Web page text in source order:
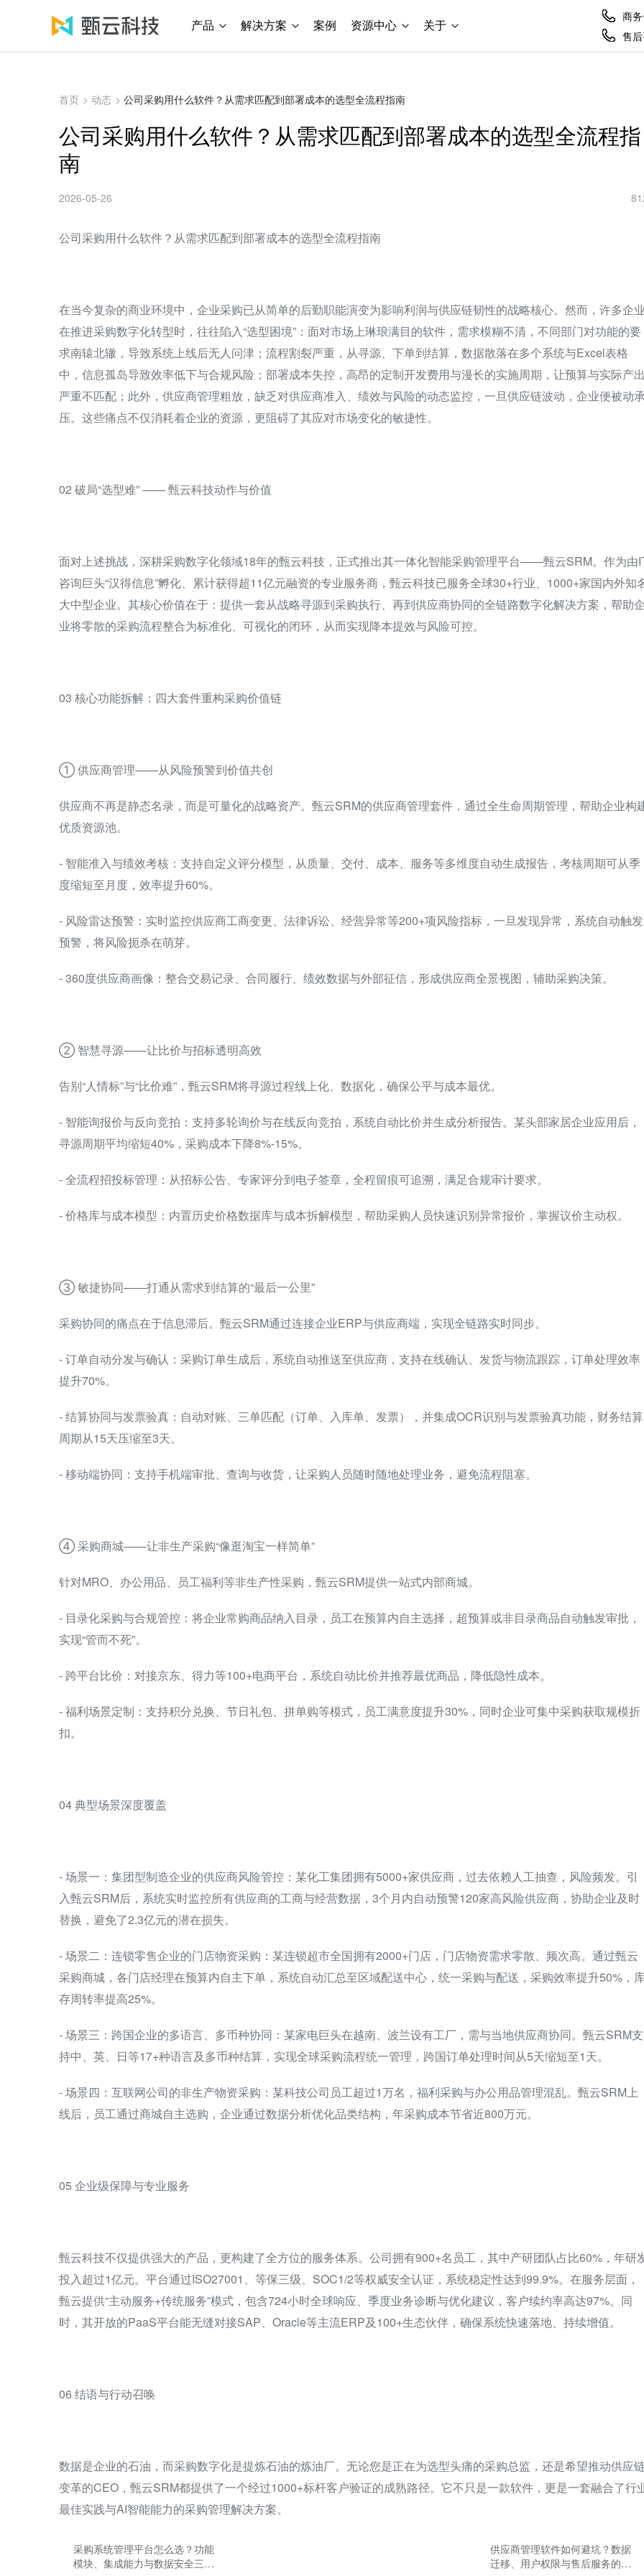
产品 解决方案 案例 资源中心 关于
商
售
首页 > 动态 > 公司采购用什么软件？从需求匹配到部署成本的选型全流程指南
公司采购用什么软件？从需求匹配到部署成本的选型全流程指
南
2026-05-26
公司采购用什么软件？从需求匹配到部署成本的选型全流程指南
在当今复杂的商业环境中，企业采购已从简单的后勤职能演变为影响利润与供应链韧性的战略核心。然而，许多企
在推进采购数字化转型时，往往陷入“选型困境”：面对市场上琳琅满目的软件，需求模糊不清，不同部门对功能的要
求南辕北辙，导致系统上线后无人问津；流程割裂严重，从寻源、下单到结算，数据散落在多个系统与Excel表格
中，信息孤岛导致效率低下与合规风险；部署成本失控，高昂的定制开发费用与漫长的实施周期，让预算与实际产
严重不匹配；此外，供应商管理粗放，缺乏对供应商准入、绩效与风险的动态监控，一旦供应链波动，企业便被动
压。这些痛点不仅消耗着企业的资源，更阻碍了其应对市场变化的敏捷性。
02 破局“选型难” —— 甄云科技动作与价值
面对上述挑战，深耕采购数字化领域18年的甄云科技，正式推出其一体化智能采购管理平台——甄云SRM。作为由
咨询巨头“汉得信息”孵化、累计获得超11亿元融资的专业服务商，甄云科技已服务全球30+行业、1000+家国内外知
大中型企业。其核心价值在于：提供一套从战略寻源到采购执行、再到供应商协同的全链路数字化解决方案，帮助
业将零散的采购流程整合为标准化、可视化的闭环，从而实现降本提效与风险可控。
03 核心功能拆解：四大套件重构采购价值链
① 供应商管理——从风险预警到价值共创
供应商不再是静态名录，而是可量化的战略资产。甄云SRM的供应商管理套件，通过全生命周期管理，帮助企业构
优质资源池。
- 智能准入与绩效考核：支持自定义评分模型，从质量、交付、成本、服务等多维度自动生成报告，考核周期可从季
度缩短至月度，效率提升60%。
- 风险雷达预警：实时监控供应商工商变更、法律诉讼、经营异常等200+项风险指标，一旦发现异常，系统自动触发
预警，将风险扼杀在萌芽。
- 360度供应商画像：整合交易记录、合同履行、绩效数据与外部征信，形成供应商全景视图，辅助采购决策。
② 智慧寻源——让比价与招标透明高效
告别“人情标”与“比价难”，甄云SRM将寻源过程线上化、数据化，确保公平与成本最优。
- 智能询报价与反向竞拍：支持多轮询价与在线反向竞拍，系统自动比价并生成分析报告。某头部家居企业应用后，
寻源周期平均缩短40%，采购成本下降8%-15%。
- 全流程招投标管理：从招标公告、专家评分到电子签章，全程留痕可追溯，满足合规审计要求。
- 价格库与成本模型：内置历史价格数据库与成本拆解模型，帮助采购人员快速识别异常报价，掌握议价主动权。
③ 敏捷协同——打通从需求到结算的“最后一公里”
采购协同的痛点在于信息滞后。甄云SRM通过连接企业ERP与供应商端，实现全链路实时同步。
- 订单自动分发与确认：采购订单生成后，系统自动推送至供应商，支持在线确认、发货与物流跟踪，订单处理效率
提升70%。
- 结算协同与发票验真：自动对账、三单匹配（订单、入库单、发票），并集成OCR识别与发票验真功能，财务结算
周期从15天压缩至3天。
- 移动端协同：支持手机端审批、查询与收货，让采购人员随时随地处理业务，避免流程阻塞。
④ 采购商城——让非生产采购“像逛淘宝一样简单”
针对MRO、办公用品、员工福利等非生产性采购，甄云SRM提供一站式内部商城。
- 目录化采购与合规管控：将企业常购商品纳入目录，员工在预算内自主选择，超预算或非目录商品自动触发审批，
实现“管而不死”。
- 跨平台比价：对接京东、得力等100+电商平台，系统自动比价并推荐最优商品，降低隐性成本。
- 福利场景定制：支持积分兑换、节日礼包、拼单购等模式，员工满意度提升30%，同时企业可集中采购获取规模折
扣。
04 典型场景深度覆盖
- 场景一：集团型制造企业的供应商风险管控：某化工集团拥有5000+家供应商，过去依赖人工抽查，风险频发。引
入甄云SRM后，系统实时监控所有供应商的工商与经营数据，3个月内自动预警120家高风险供应商，协助企业及时
替换，避免了2.3亿元的潜在损失。
- 场景二：连锁零售企业的门店物资采购：某连锁超市全国拥有2000+门店，门店物资需求零散、频次高。通过甄云
采购商城，各门店经理在预算内自主下单，系统自动汇总至区域配送中心，统一采购与配送，采购效率提升50%，
存周转率提高25%。
- 场景三：跨国企业的多语言、多币种协同：某家电巨头在越南、波兰设有工厂，需与当地供应商协同。甄云SRM支
持中、英、日等17+种语言及多币种结算，实现全球采购流程统一管理，跨国订单处理时间从5天缩短至1天。
- 场景四：互联网公司的非生产物资采购：某科技公司员工超过1万名，福利采购与办公用品管理混乱。甄云SRM上
线后，员工通过商城自主选购，企业通过数据分析优化品类结构，年采购成本节省近800万元。
05 企业级保障与专业服务
甄云科技不仅提供强大的产品，更构建了全方位的服务体系。公司拥有900+名员工，其中产研团队占比60%，年研
投入超过1亿元。平台通过ISO27001、等保三级、SOC1/2等权威安全认证，系统稳定性达到99.9%。在服务层面，
甄云提供“主动服务+传统服务”模式，包含724小时全球响应、季度业务诊断与优化建议，客户续约率高达97%。同
时，其开放的PaaS平台能无缝对接SAP、Oracle等主流ERP及100+生态伙伴，确保系统快速落地、持续增值。
06 结语与行动召唤
数据是企业的石油，而采购数字化是提炼石油的炼油厂。无论您是正在为选型头痛的采购总监，还是希望推动供应
变革的CEO，甄云SRM都提供了一个经过1000+标杆客户验证的成熟路径。它不只是一款软件，更是一套融合了行
最佳实践与AI智能能力的采购管理解决方案。
采购系统管理平台怎么选？功能
模块、集成能力与数据安全三大
供应商管理软件如何避坑？数据
迁移、用户权限与售后服务的关